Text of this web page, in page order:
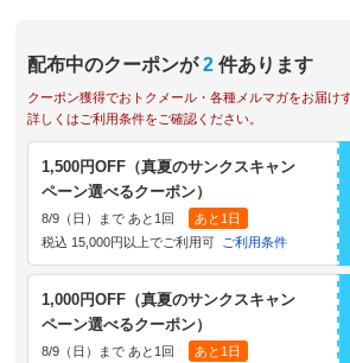
配布中のクーポンが 2 件あります
クーポン獲得でおトクメール・各種メルマガをお届け
詳しくはご利用条件をご確認ください。
1,500円OFF（真夏のサンクスキャン
ペーン選べるクーポン）
8/9（日）まで あと1回
あと1日
税込 15,000円以上でご利用可
ご利用条件
1,000円OFF（真夏のサンクスキャン
ペーン選べるクーポン）
8/9（日）まで あと1回
あと1日